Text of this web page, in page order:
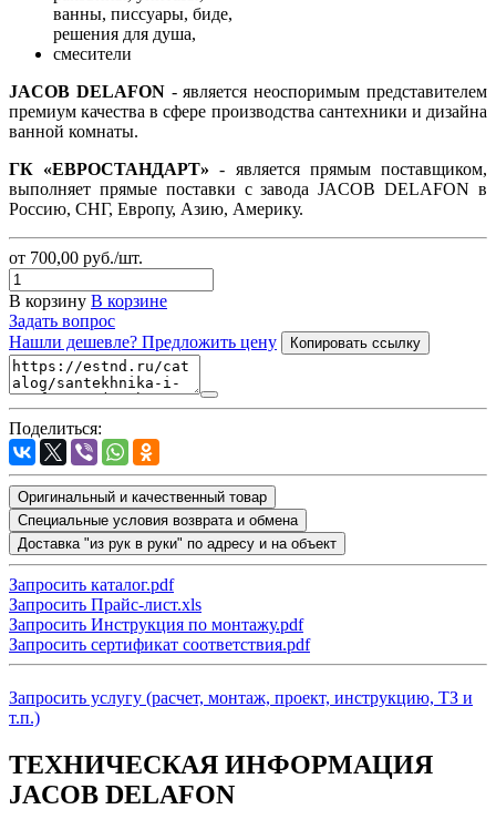
JACOB DELAFON- является неоспоримым представителем
премиум качества в сфере производства сантехники и дизайна
ванной комнаты.
ГК «ЕВРОСТАНДАРТ» - является прямым поставщиком,
выполняет прямые поставки с завода JACOB DELAFON в
Россию, СНГ, Европу, Азию, Америку.
от 700,00 руб./шт.
В корзину В корзине
Задать вопрос
Нашли дешевле? Предложить цену
Копировать ссылку
Поделиться:
Оригинальный и качественный товар
Специальные условия возврата и обмена
Доставка "из рук в руки" по адресу и на объект
Запросить каталог.pdf
Запросить Прайс-лист.xls
Запросить Инструкция по монтажу.pdf
Запросить сертификат соответствия.pdf
Запросить услугу (расчет, монтаж, проект, инструкцию, ТЗ и
т.п.)
ТЕХНИЧЕСКАЯ ИНФОРМАЦИЯ
JACOB DELAFON